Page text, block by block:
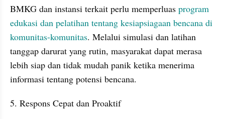
BMKG dan instansi terkait perlu memperluas program
edukasi dan pelatihan tentang kesiapsiagaan bencana di
komunitas-komunitas. Melalui simulasi dan latihan
tanggap darurat yang rutin, masyarakat dapat merasa
lebih siap dan tidak mudah panik ketika menerima
informasi tentang potensi bencana.
5. Respons Cepat dan Proaktif